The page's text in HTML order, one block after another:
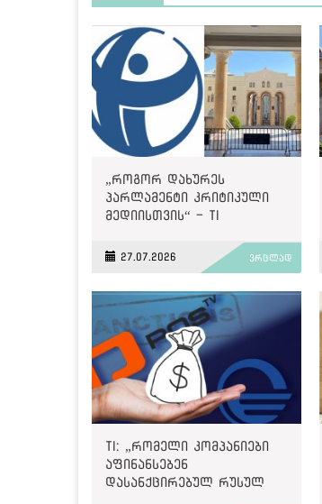
„როგორ დახურეს
პარლამენტი კრიტიკული
მედიისთვის“ - TI
27.07.2026 ვრცლად
TI: „რომელი კომპანიები
აფინანსებენ
დასანქცირებულ რუსულ